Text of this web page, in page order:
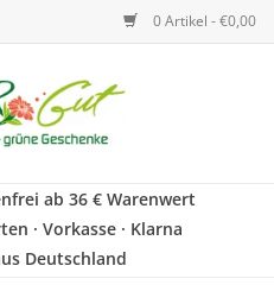
0 Artikel - €0,00
ab 36 € Warenwert
· Vorkasse · Klarna
Deutschland